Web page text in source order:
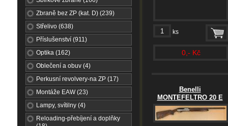
Zbraně bez ZP (kat. D) (239)
Střelivo (638)
Příslušenství (911)
Optika (162)
Oblečení a obuv (4)
Perkusní revolvery-na ZP (17)
Montáže EAW (23)
Lampy, svítilny (4)
Reloading-přebíjení a doplňky
ks
0,- Kč
Benelli
MONTEFELTRO 20 E